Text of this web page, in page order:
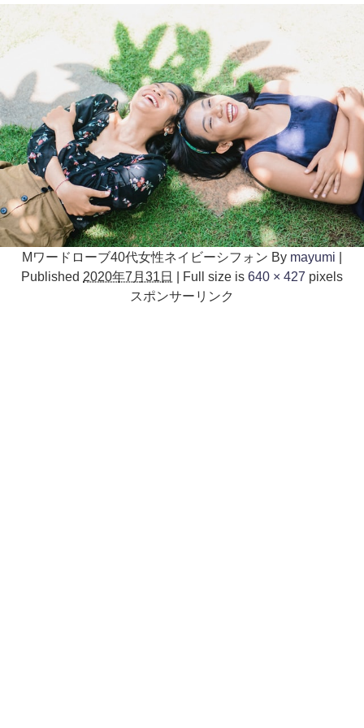
Mワードローブ40代女性ネイビーシフォン By mayumi
Published 2020年7月31日 Full size is 640 × 427 pixels
スポンサーリンク